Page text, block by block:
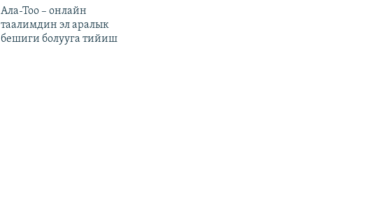
Ала-Тоо – онлайн
таалимдин эл аралык
бешиги болууга тийиш